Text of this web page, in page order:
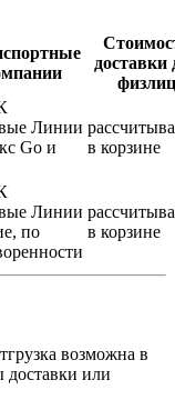
доставки
физлиц
Линии
Go и
в корзине
Линии
по
в корзине
возможна в
доставки или